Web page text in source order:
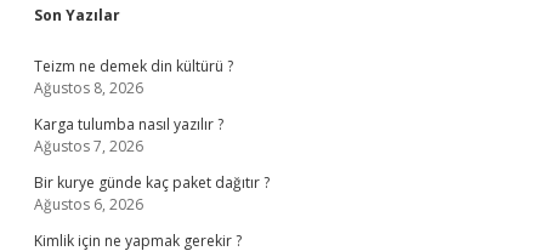
Sidebar
Son Yazılar
Teizm ne demek din kültürü ?
Ağustos 8, 2026
Karga tulumba nasıl yazılır ?
Ağustos 7, 2026
Bir kurye günde kaç paket dağıtır ?
Ağustos 6, 2026
Kimlik için ne yapmak gerekir ?